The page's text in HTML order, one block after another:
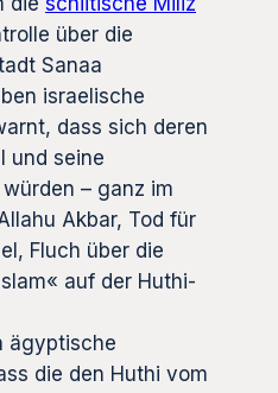
über die
Sanaa
israelische
dass sich deren
und seine
– ganz im
Akbar, Tod für
Fluch über die
auf der Huthi-
ägyptische
die den Huthi vom